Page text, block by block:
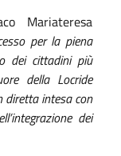
Mariateresa
per la piena
dei cittadini più
della Locride
diretta intesa con
dei